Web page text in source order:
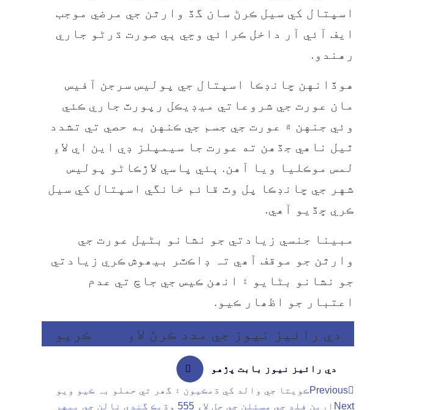
اسپتال کي سيل ڪرڻ سان گڏ وارثن جي مرضي موجب
ايف آئي آر داخل ڪرائي وڃي ٻي صورت ڌرڻو جاري
رهندو.
هوڏانهن چانڊڪا اسپتال جي پوليس سرجن آفيس
مان عورت جي شروعاتي ميڊيڪل رپورٽ جاري ڪئي
وئي جنهن ۾ عورت جي جسم جي ڪنهن به حصي تي تشدد
ٿيل ناهي جڏهن ته عورت جا سيمپلز ڊي اين اي لاءِ
لمس موڪليا ويا آهن. ٻئي پاسي لاڙڪاڻو پوليس
شهر جي چانڊڪا پل وٽ قائم خانگي اسپتال کي سيل
ڪري ڇڏيو آهي.
مبينا جنسي زيادتي جو نشانو بڻيل عورت جي
وارثن جو موقف آھي تہ ڊاڪٽر بيھوش ڪري زيادتي
جو نشانو بڻايو ۽ انھن ڪيس جي جاچ تي عدم
اعتبار جو اظھار ڪيو.
دي رائيز نيوز جي مدد ڪرڻ لاءِ ڪريو
دي رائيز نيوز بابت پڙهو
Previousڪويتا جي والد کي ڌمڪيون ۽ گھر تي حملو بہ ڪيو ويو
Next
اربن فلڊ جي مسئلن جي حل لاءِ 555 وڌيڪ گندي نالن جي ٻيهر